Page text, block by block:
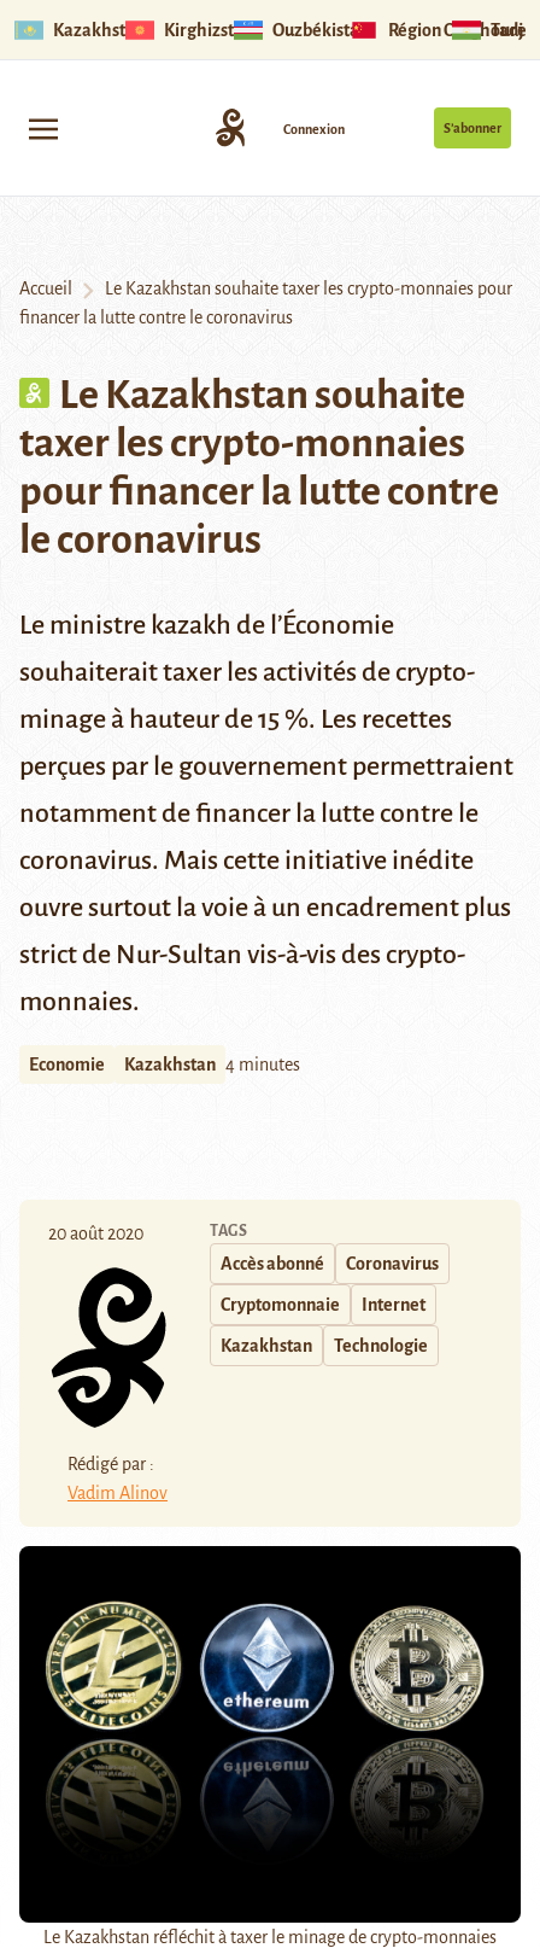
Kazakhstan Kirghizstan Ouzbékistan Région Ouïghoure
S’abonner
Connexion
Accueil
Le Kazakhstan souhaite taxer les crypto-monnaies pour
financer la lutte contre le coronavirus
Le Kazakhstan souhaite
taxer les crypto-monnaies
pour financer la lutte contre
le coronavirus
Le ministre kazakh de l’Économie
souhaiterait taxer les activités de crypto-
minage à hauteur de 15 %. Les recettes
perçues par le gouvernement permettraient
notamment de financer la lutte contre le
coronavirus. Mais cette initiative inédite
ouvre surtout la voie à un encadrement plus
strict de Nur-Sultan vis-à-vis des crypto-
monnaies.
Economie Kazakhstan 4 minutes
20 août 2020
Rédigé par :
Vadim Alinov
TAGS
Accès abonné Coronavirus
Cryptomonnaie Internet
Kazakhstan Technologie
Le Kazakhstan réfléchit à taxer le minage de crypto-monnaies